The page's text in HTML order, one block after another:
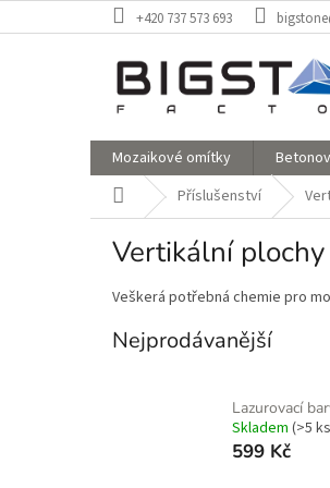
na
+420 737 573 693
Mozaikové omítky
Domů Příslušenství
Vertikální plochy
Veškerá potřebná chemie pro
Nejprodávanější
Lazurovací
Skladem (>5
599 Kč